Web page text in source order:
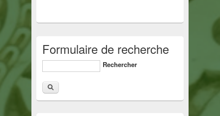
Formulaire de recherche
Rechercher